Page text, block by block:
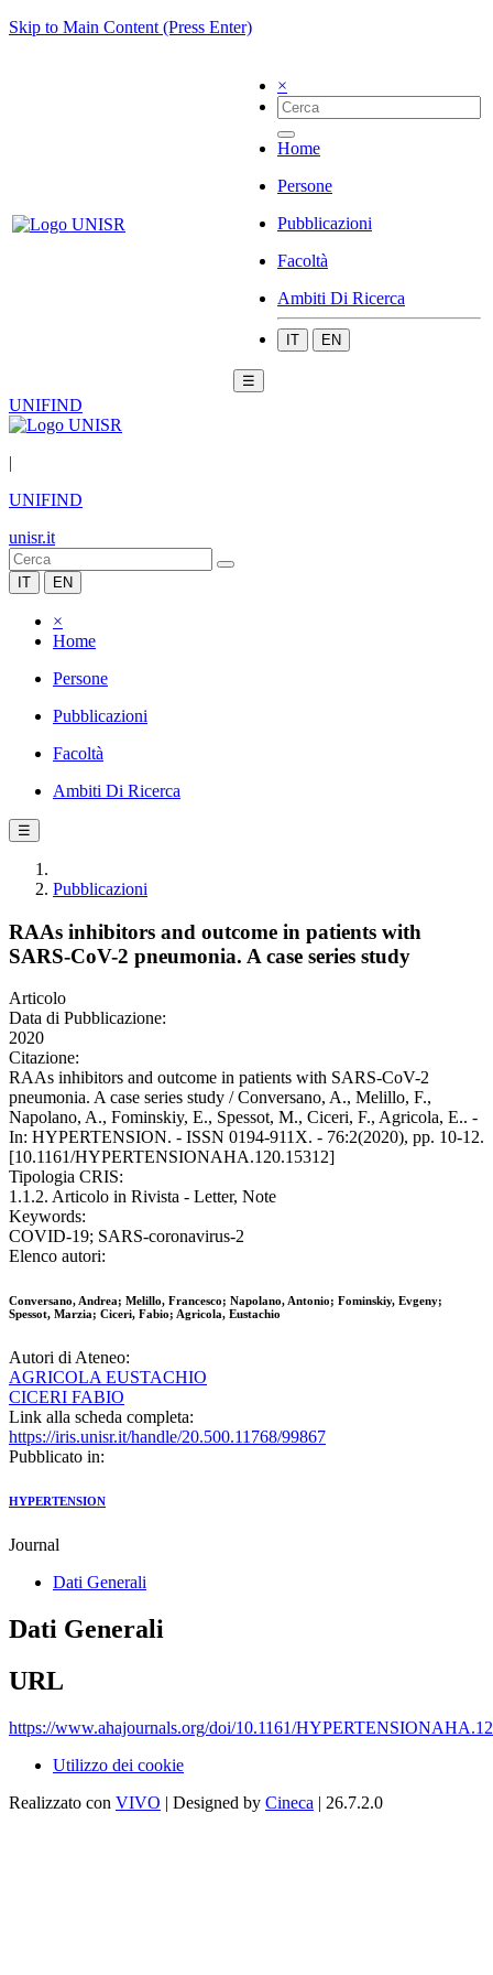
Skip to Main Content (Press Enter)
×
Home
Persone
Pubblicazioni
Facoltà
Ambiti Di Ricerca
IT EN
☰
UNIFIND
|
UNIFIND
unisr.it
IT EN
×
Home
Persone
Pubblicazioni
Facoltà
Ambiti Di Ricerca
☰
Pubblicazioni
RAAs inhibitors and outcome in patients with
SARS-CoV-2 pneumonia. A case series study
Articolo
Data di Pubblicazione:
2020
Citazione:
RAAs inhibitors and outcome in patients with SARS-CoV-2
pneumonia. A case series study / Conversano, A., Melillo, F.,
Napolano, A., Fominskiy, E., Spessot, M., Ciceri, F., Agricola, E.. -
In: HYPERTENSION. - ISSN 0194-911X. - 76:2(2020), pp. 10-12.
[10.1161/HYPERTENSIONAHA.120.15312]
Tipologia CRIS:
1.1.2. Articolo in Rivista - Letter, Note
Keywords:
COVID-19; SARS-coronavirus-2
Elenco autori:
Conversano, Andrea; Melillo, Francesco; Napolano, Antonio; Fominskiy, Evgeny;
Spessot, Marzia; Ciceri, Fabio; Agricola, Eustachio
Autori di Ateneo:
AGRICOLA EUSTACHIO
CICERI FABIO
Link alla scheda completa:
https://iris.unisr.it/handle/20.500.11768/99867
Pubblicato in:
HYPERTENSION
Journal
Dati Generali
Dati Generali
URL
https://www.ahajournals.org/doi/10.1161/
Utilizzo dei cookie
Realizzato con VIVO | Designed by Cineca | 26.7.2.0